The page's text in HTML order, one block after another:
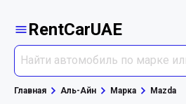
RentCarUAE
Главная Аль-Айн Марка Mazda